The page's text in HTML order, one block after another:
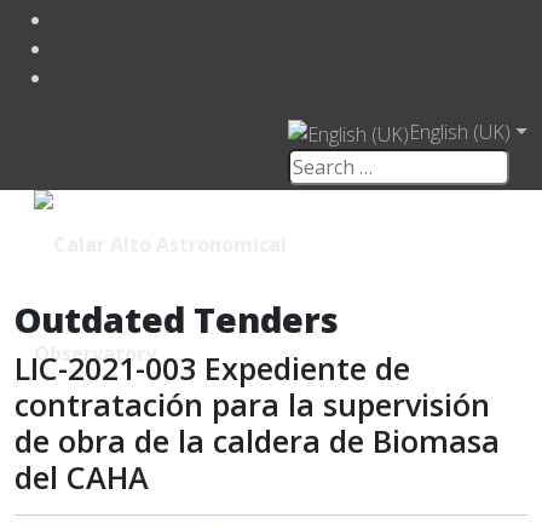
English (UK)
Outdated Tenders
LIC-2021-003 Expediente de
contratación para la supervisión
de obra de la caldera de Biomasa
del CAHA